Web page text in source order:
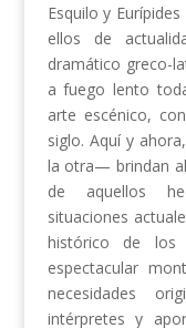
Esquilo y
ellos de
dramático greco-
a fuego lento
arte escénico,
siglo. Aquí y
la otra— brindan
de aquellos
situaciones
histórico de los
espectacular
necesidades
intérpretes y